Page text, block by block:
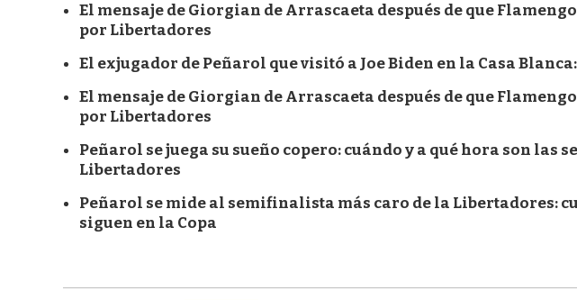
El mensaje de Giorgian de Arrascaeta después de que
por Libertadores
El exjugador de Peñarol que visitó a Joe Biden en la Casa
El mensaje de Giorgian de Arrascaeta después de que
por Libertadores
Peñarol se juega su sueño copero: cuándo y a qué hora son las
Libertadores
Peñarol se mide al semifinalista más caro de la Libertadores:
siguen en la Copa